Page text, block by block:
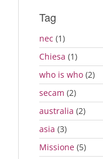
Tag
nec (1)
Chiesa (1)
who is who (2)
secam (2)
australia (2)
asia (3)
Missione (5)